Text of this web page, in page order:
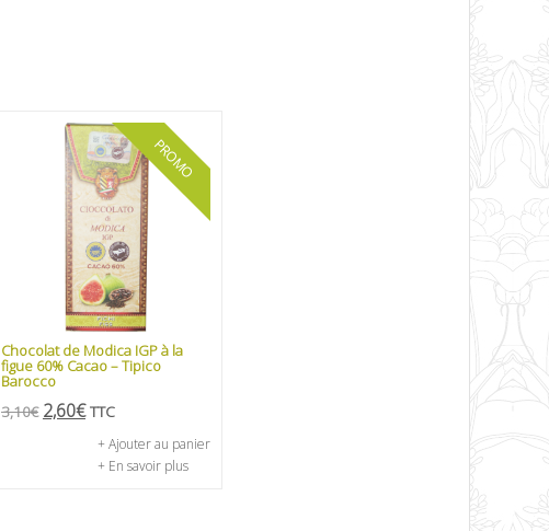
PROMO
Chocolat de Modica IGP à la
figue 60% Cacao – Tipico
Barocco
3,10€ 2,60€ TTC
+ Ajouter au panier
+ En savoir plus